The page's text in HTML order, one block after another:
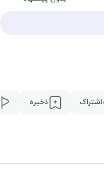
اشتراک ذخیره